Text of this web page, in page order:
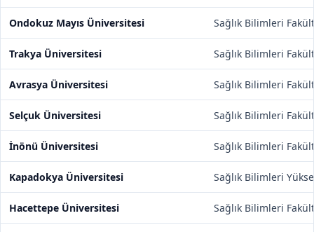
Ondokuz Mayıs Üniversitesi Sağlık Bilimleri
Trakya Üniversitesi Sağlık Bilimleri
Avrasya Üniversitesi Sağlık Bilimleri
Selçuk Üniversitesi Sağlık Bilimleri
İnönü Üniversitesi Sağlık Bilimleri
Kapadokya Üniversitesi Sağlık Bilimleri
Hacettepe Üniversitesi Sağlık Bilimleri